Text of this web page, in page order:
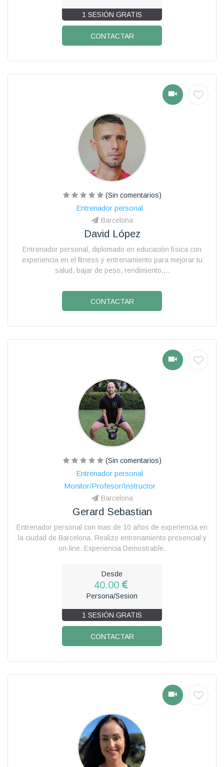
1 SESIÓN GRATIS
CONTACTAR
(Sin comentarios)
Entrenador personal
Barcelona
David López
Entrenador personal, diplomado en educación física con
experiencia en el fitness y entrenamiento para mejorar tu
salud, bajar de peso, rendimiento,...
CONTACTAR
(Sin comentarios)
Entrenador personal
Monitor/Profesor/Instructor
Barcelona
Gerard Sebastian
Entrenador personal con mas de 10 años de experiencia en
la ciudad de Barcelona. Realizo entrenamiento presencial y
on-line. Experiencia Demostrable.
Desde
40.00
Persona/Sesion
1 SESIÓN GRATIS
CONTACTAR